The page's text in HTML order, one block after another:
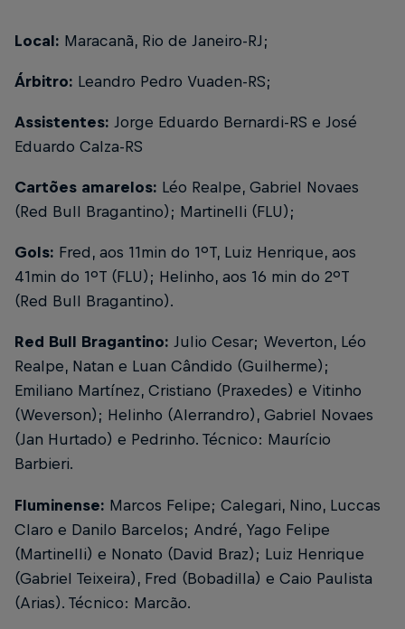
Local: Maracanã, Rio de Janeiro-RJ;
Árbitro: Leandro Pedro Vuaden-RS;
Assistentes: Jorge Eduardo Bernardi-RS e José
Eduardo Calza-RS
Cartões amarelos: Léo Realpe, Gabriel Novaes
(Red Bull Bragantino); Martinelli (FLU);
Gols: Fred, aos 11min do 1ºT, Luiz Henrique, aos
41min do 1ºT (FLU); Helinho, aos 16 min do 2ºT
(Red Bull Bragantino).
Red Bull Bragantino: Julio Cesar; Weverton, Léo
Realpe, Natan e Luan Cândido (Guilherme);
Emiliano Martínez, Cristiano (Praxedes) e Vitinho
(Weverson); Helinho (Alerrandro), Gabriel Novaes
(Jan Hurtado) e Pedrinho. Técnico: Maurício
Barbieri.
Fluminense: Marcos Felipe; Calegari, Nino, Luccas
Claro e Danilo Barcelos; André, Yago Felipe
(Martinelli) e Nonato (David Braz); Luiz Henrique
(Gabriel Teixeira), Fred (Bobadilla) e Caio Paulista
(Arias). Técnico: Marcão.